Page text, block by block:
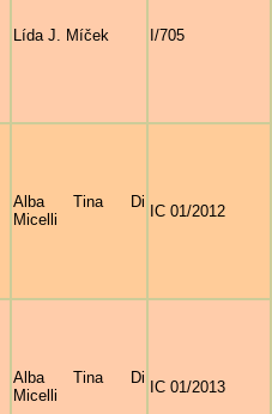
Lída J. Míček I/705
Alba Tina Di
Micelli
IC 01/2012
Alba Tina Di
Micelli
IC 01/2013